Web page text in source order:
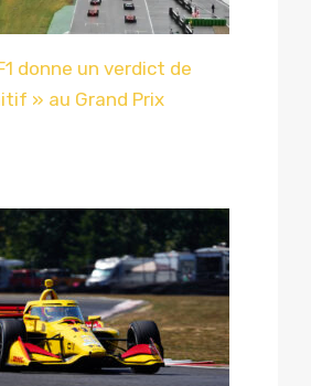
donne un verdict de
» au Grand Prix